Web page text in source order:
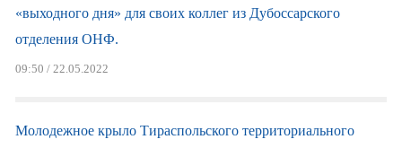
«выходного дня» для своих коллег из Дубоссарского
отделения ОНФ.
09:50 / 22.05.2022
Молодежное крыло Тираспольского территориального